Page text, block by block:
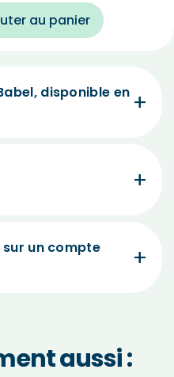
au panier
disponible en
un compte
aussi :